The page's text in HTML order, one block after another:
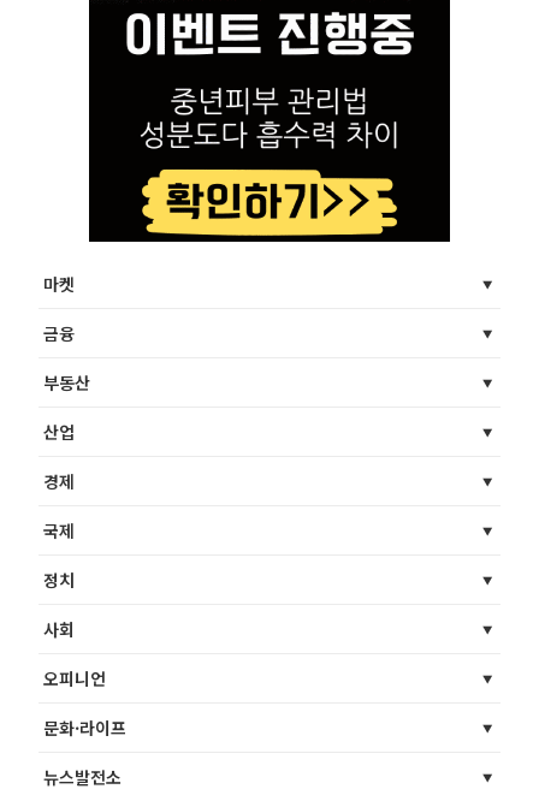
마켓
금융
부동산
산업
경제
국제
정치
사회
오피니언
문화·라이프
뉴스발전소